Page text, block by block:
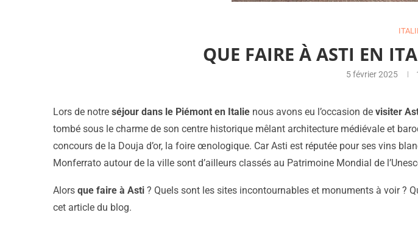
QUE FAIRE À ASTI EN
5 février 2025
Lors de notre séjour dans le Piémont en Italie nous avons eu l’occasion de visiter
tombé sous le charme de son centre historique mêlant architecture médiévale et
concours de la Douja d’or, la foire œnologique. Car Asti est réputée pour ses vins
Monferrato autour de la ville sont d’ailleurs classés au Patrimoine Mondial de
Alors que faire à Asti ? Quels sont les sites incontournables et monuments à voir ?
cet article du blog.